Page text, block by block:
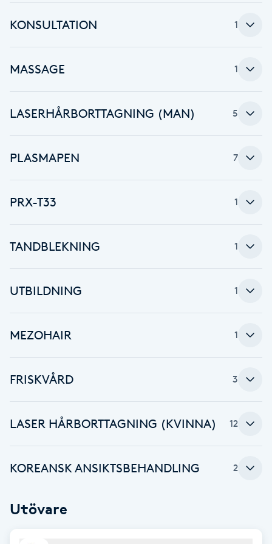
F
Face framing
Fet hårbotten
Fibromassage
Fotmassage
Fotsvamp
Fransborttagning
Fransfärgning
KONSULTATION 1
MASSAGE 1
LASERHÅRBORTTAGNING (MAN) 5
PLASMAPEN 7
PRX-T33 1
TANDBLEKNING 1
UTBILDNING 1
MEZOHAIR 1
FRISKVÅRD 3
LASER HÅRBORTTAGNING (KVINNA) 12
KOREANSK ANSIKTSBEHANDLING 2
Utövare